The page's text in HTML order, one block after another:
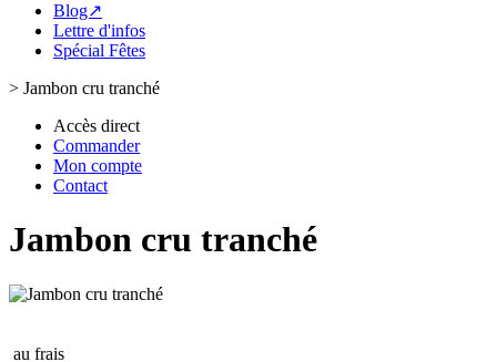
Blog↗
Lettre d'infos
Spécial Fêtes
> Jambon cru tranché
Accès direct
Commander
Mon compte
Contact
Jambon cru tranché
au frais